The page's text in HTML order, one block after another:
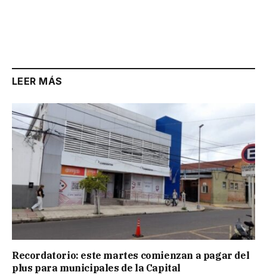
LEER MÁS
Recordatorio: este martes comienzan a pagar del
plus para municipales de la Capital